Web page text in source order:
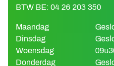
BTW BE: 04 26 203 350
Maandag
Dinsdag
Woensdag
Donderdag